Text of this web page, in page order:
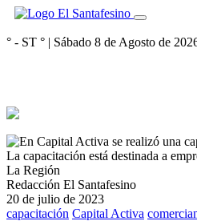
° - ST ° | Sábado 8 de Agosto de
La capacitación está destinada a
La Región
Redacción El Santafesino
20 de julio de 2023
capacitación Capital Activa